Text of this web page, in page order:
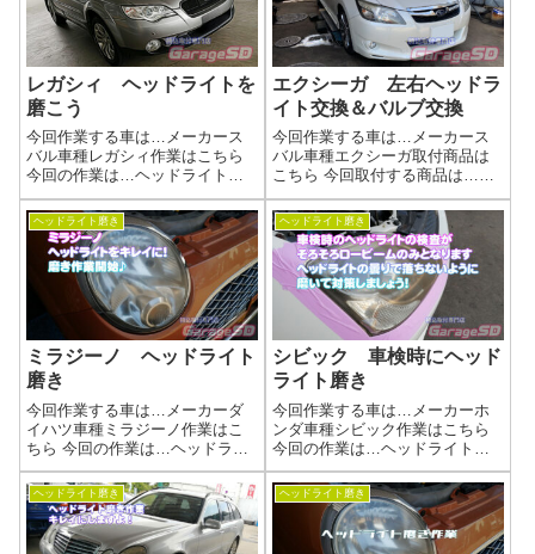
レガシィ ヘッドライトを
磨こう
今回作業する車は…メーカース
バル車種レガシィ作業はこちら
今回の作業は…ヘッドライト磨
きくすんで劣化してしまったヘ
ッドライトを磨きあげましょう
(^^)/作業写真バッチリ綺麗になり
ました(^_-)-☆ヘッドライトの黄
ばみ、諦めていませんか？ク...
エクシーガ 左右ヘッドラ
イト交換＆バルブ交換
今回作業する車は…メーカース
バル車種エクシーガ取付商品は
こちら 今回取付する商品は…純
正ヘッドライト中古品 HID屋の
新品LEDバルブｗもともと黄ば
みがあったのが気になったのか
中古品の状態の良い物を持ち込
みです作業写真純正ヘッドライ
トなので...
ヘッドライト磨き
ミラジーノ ヘッドライト
磨き
今回作業する車は…メーカーダ
イハツ車種ミラジーノ作業はこ
ちら 今回の作業は…ヘッドライ
ト磨きくすんで劣化してしまっ
たヘッドライトを磨きあげまし
ょう(^^)/作業写真バッチリ綺麗に
なりました(^_-)-☆ヘッドライト
磨きの工程当店施工事例ヘッ...
ヘッドライト磨き
シビック 車検時にヘッド
ライト磨き
今回作業する車は…メーカーホ
ンダ車種シビック作業はこちら
今回の作業は…ヘッドライト磨
きくすんで劣化してしまったヘ
ッドライトを磨きあげましょう
(^^)/作業写真作業中の画像が無い
のですが・・・すいません(-_-;)
野田陸運局がそろそろロービ...
ヘッドライト磨き ヘッドライト磨き